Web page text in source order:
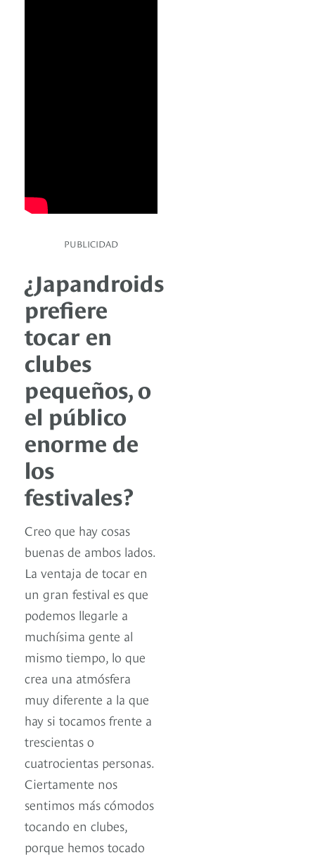
PUBLICIDAD
¿Japandroids
prefiere
tocar en
clubes
pequeños, o
el público
enorme de
los
festivales?
Creo que hay cosas
buenas de ambos lados.
La ventaja de tocar en
un gran festival es que
podemos llegarle a
muchísima gente al
mismo tiempo, lo que
crea una atmósfera
muy diferente a la que
hay si tocamos frente a
trescientas o
cuatrocientas personas.
Ciertamente nos
sentimos más cómodos
tocando en clubes,
porque hemos tocado